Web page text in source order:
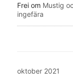
Frei om Mustig
ingefära
oktober 2021